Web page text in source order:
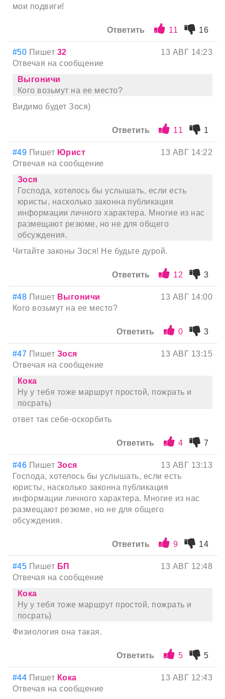
мои подвиги!
Ответить 11 16
#50 Пишет 32
13 АВГ 14:23
Отвечая на сообщение
Выгоничи
Кого возьмут на ее место?
Видимо будет Зося)
Ответить 11 1
#49 Пишет Юрист
13 АВГ 14:22
Отвечая на сообщение
Зося
Господа, хотелось бы услышать, если есть
юристы, насколько законна публикация
информации личного характера. Многие из нас
размещают резюме, но не для общего
обсуждения.
Читайте законы Зося! Не будьте дурой.
Ответить 12 3
#48 Пишет Выгоничи
13 АВГ 14:00
Кого возьмут на ее место?
Ответить 0 3
#47 Пишет Зося
13 АВГ 13:15
Отвечая на сообщение
Кока
Ну у тебя тоже маршрут простой, пожрать и
посрать)
ответ так себе-оскорбить
Ответить 4 7
#46 Пишет Зося
13 АВГ 13:13
Господа, хотелось бы услышать, если есть
юристы, насколько законна публикация
информации личного характера. Многие из нас
размещают резюме, но не для общего
обсуждения.
Ответить 9 14
#45 Пишет БП
13 АВГ 12:48
Отвечая на сообщение
Кока
Ну у тебя тоже маршрут простой, пожрать и
посрать)
Физиология она такая.
Ответить 5 5
#44 Пишет Кока
13 АВГ 12:43
Отвечая на сообщение